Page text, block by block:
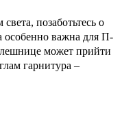
позаботьтесь о
особенно важна для П-
может прийти
гарнитура –